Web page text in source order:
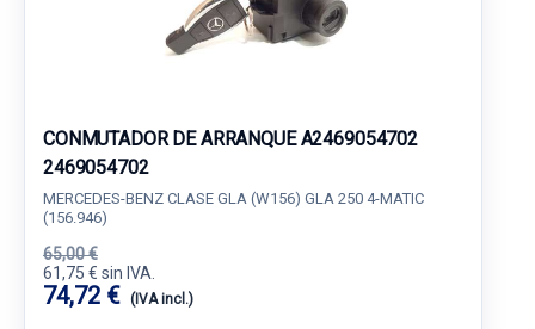
CONMUTADOR DE ARRANQUE A2469054702
2469054702
MERCEDES-BENZ CLASE GLA (W156) GLA 250 4-MATIC
(156.946)
65,00 €
61,75 € sin IVA.
74,72 € (IVA incl.)